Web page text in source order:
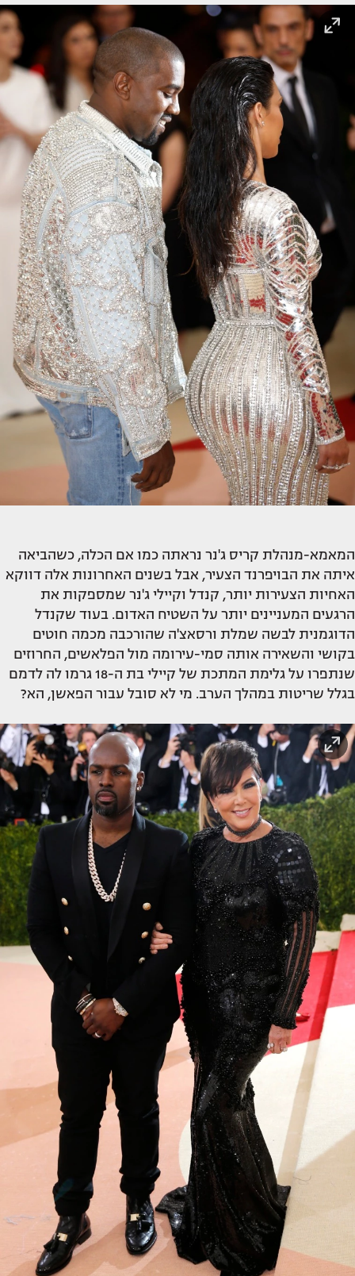
המאמא-מנהלת קריס ג'נר נראתה כמו אם הכלה, כשהביאה
איתה את הבויפרנד הצעיר, אבל בשנים האחרונות אלה דווקא
האחיות הצעירות יותר, קנדל וקיילי ג'נר שמספקות את
הרגעים המעניינים יותר על השטיח האדום. בעוד שקנדל
הדוגמנית לבשה שמלת ורסאצ'ה שהורכבה מכמה חוטים
בקושי והשאירה אותה סמי-עירומה מול הפלאשים, החרוזים
שנתפרו על גלימת המתכת של קיילי בת ה-18 גרמו לה לדמם
בגלל שריטות במהלך הערב. מי לא סובל עבור הפאשן, הא?